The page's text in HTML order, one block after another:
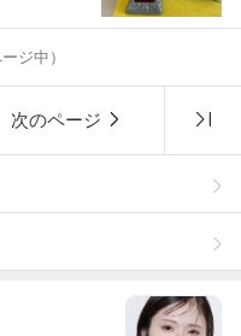
ジ中）
次のページ